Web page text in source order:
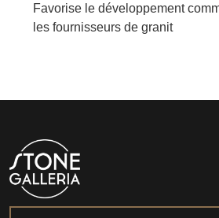
Favorise le développement
les fournisseurs de granit